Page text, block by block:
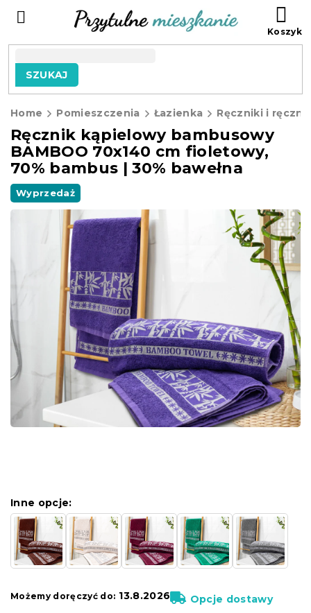
SZUKAJ
Home Pomieszczenia Łazienka Ręczniki i
Ręcznik kąpielowy bambusowy
BAMBOO 70x140 cm fioletowy,
70% bambus | 30% bawełna
Wyprzedaż
Inne opcje:
Możemy doręczyć do: 13.8.2026 Opcje dostawy